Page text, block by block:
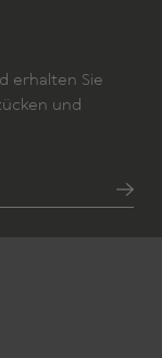
erhalten Sie
und